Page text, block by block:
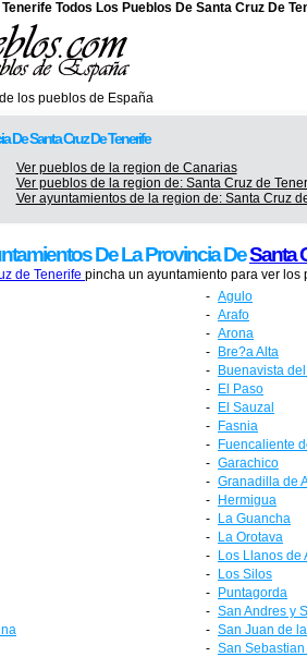
Todos Los Pueblos De Santa Cruz De
los pueblos de España
De Santa Cruz De Tenerife
Ver pueblos de la region de Canarias
Ver pueblos de la region de: Santa Cruz de
Ver ayuntamientos de la region de: Santa Cruz
De La Provincia DeSanta
de Tenerife pincha un ayuntamiento para ver los
- Agulo
- Arafo
- Arona
-
Bre?a Alta
-
Buenavista
-
El Paso
-
El Sauzal
-
Fasnia
-
Fuencaliente
- Garachico
- Granadilla de
-
Hermigua
-
La Guancha
-
La Orotava
-
Los Llanos de
-
Los Silos
-
Puntagorda
- San Andres y
- San Juan de
- San